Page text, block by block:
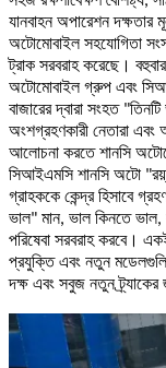
যানবাহন অপারেশন
অটোমোবাইল সহযোগিতা
ট্রাক সরবরাহ করেছে।
অটোমোবাইল গ্রুপ এবং
বাজারের দ্বারা সংহত
অংশগ্রহণকারী নেতারা এবং
আলোচনা করতে শানসি
সিআইএমসি শানসি অটো
গ্রাহককে কেন্দ্র হিসাবে
ভাল" মান, ভাল কিনতে
পরিষেবা সরবরাহ করবে।
প্রযুক্তি এবং নতুন
দক্ষ এবং সবুজ নতুন